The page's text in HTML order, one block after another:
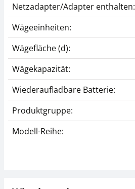
Netzadapter/Adapter enthalten:
Wägeeinheiten:
Wägefläche (d):
Wägekapazität:
Wiederaufladbare Batterie:
Produktgruppe:
Modell-Reihe: